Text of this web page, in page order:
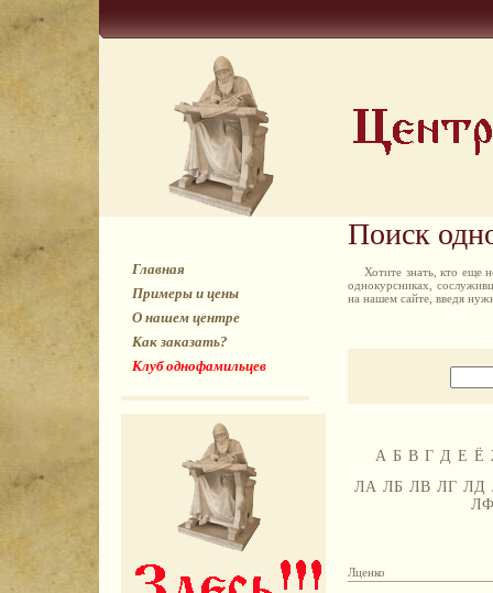
Главная
Примеры и цены
О нашем центре
Как заказать?
Клуб однофамильцев
Поиск
Хотите знать, кто еще
однокурсниках,
на нашем сайте, введя
А Б В Г Д Е Ё
ЛА ЛБ ЛВ ЛГ ЛД
ЛФ
Лценко